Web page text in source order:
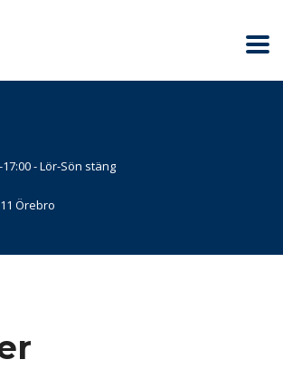
- Lör-Sön stäng
Örebro